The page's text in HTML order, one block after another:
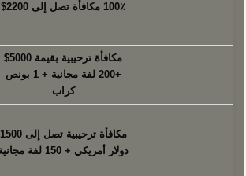
100٪ مكافأة تصل إلى 2200$
مكافأة ترحيبية بقيمة 5000$
+200 لفة مجانية + 1 بونص
كراب
مكافأة ترحيبية تصل إلى 1500
دولار أمريكي + 150 لفة مجانية